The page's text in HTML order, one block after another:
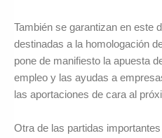
También se garantizan en este
destinadas a la homologación
pone de manifiesto la apuesta
empleo y las ayudas a
las aportaciones de cara al
Otra de las partidas